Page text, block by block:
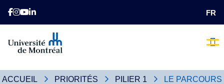
FR
ACCUEIL PRIORITÉS PILIER 1
LE PARCOURS